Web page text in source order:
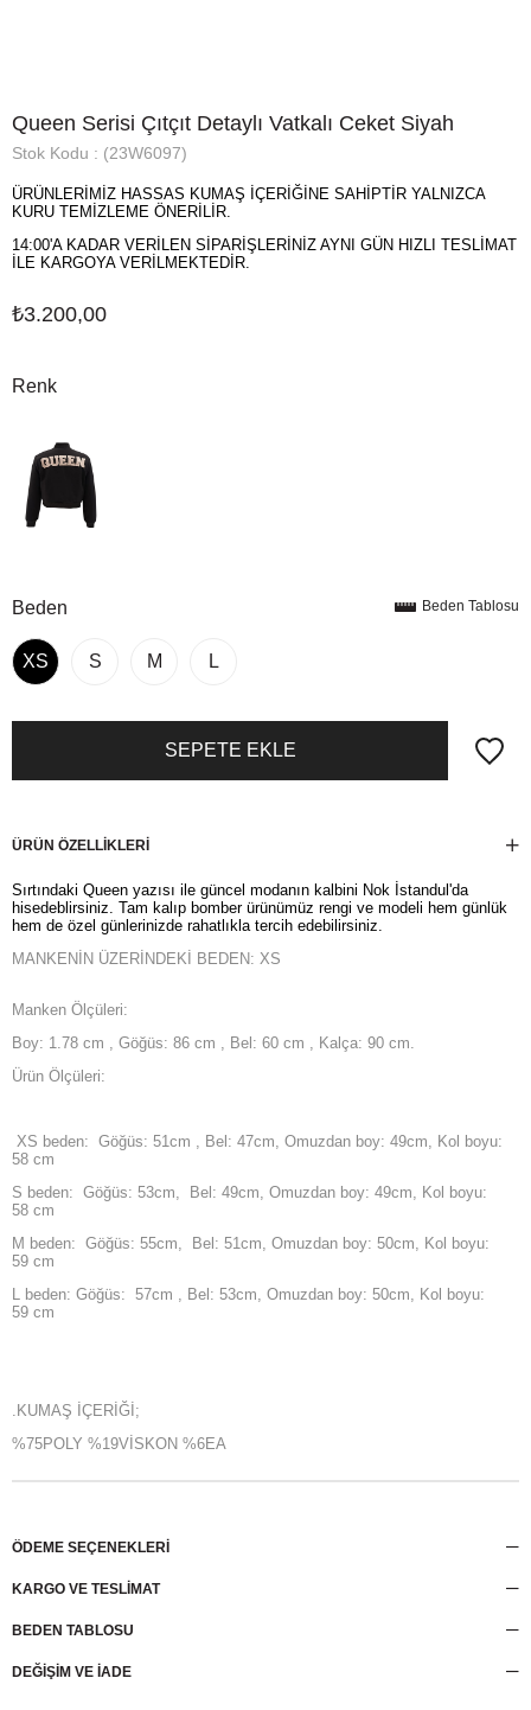
Queen Serisi Çıtçıt Detaylı Vatkalı Ceket Siyah
Stok Kodu (23W6097)
ÜRÜNLERİMİZ HASSAS KUMAŞ İÇERİĞİNE SAHİPTİR YALNIZCA
KURU TEMİZLEME ÖNERİLİR.
14:00'A KADAR VERİLEN SİPARİŞLERİNİZ AYNI GÜN HIZLI TESLİMAT
İLE KARGOYA VERİLMEKTEDİR.
₺3.200,00
Renk
Beden
XS S M L
Beden Tablosu
ÜRÜN ÖZELLIKLERI
Sırtındaki Queen yazısı ile güncel modanın kalbini Nok İstandul'da
hisedeblirsiniz. Tam kalıp bomber ürünümüz rengi ve modeli hem günlük
hem de özel günlerinizde rahatlıkla tercih edebilirsiniz.
MANKENİN ÜZERİNDEKİ BEDEN: XS
Manken Ölçüleri:
Boy: 1.78 cm , Göğüs: 86 cm , Bel: 60 cm , Kalça: 90 cm.
Ürün Ölçüleri:
XS beden: Göğüs: 51cm , Bel: 47cm, Omuzdan boy: 49cm, Kol boyu:
58 cm
S beden: Göğüs: 53cm, Bel: 49cm, Omuzdan boy: 49cm, Kol boyu:
58 cm
M beden: Göğüs: 55cm, Bel: 51cm, Omuzdan boy: 50cm, Kol boyu:
59 cm
L beden: Göğüs: 57cm , Bel: 53cm, Omuzdan boy: 50cm, Kol boyu:
59 cm
.KUMAŞ İÇERİĞİ;
%75POLY %19VİSKON %6EA
ÖDEME SEÇENEKLERI
KARGO VE TESLİMAT
BEDEN TABLOSU
DEĞİŞİM VE İADE